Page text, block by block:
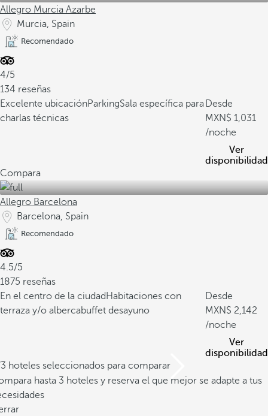
Allegro Murcia Azarbe
Murcia, Spain
Recomendado
4/5
134 reseñas
Excelente ubicaciónParkingSala específica para
charlas técnicas
Desde
1,031
/noche
Ver
disponibilidad
Compara
Allegro Barcelona
Barcelona, Spain
Recomendado
4.5/5
1875 reseñas
En el centro de la ciudad Habitaciones con
terraza y/o albercabuffet desayuno
Desde
2,142
/noche
Ver
disponibilidad
hoteles seleccionados para comparar
hasta 3 hoteles y reserva el que mejor se adapte a tus